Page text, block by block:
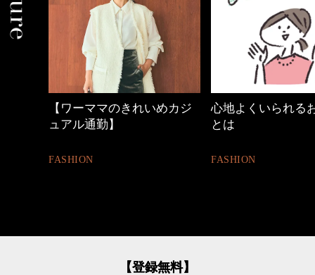
心地よくいられるおしゃれ
とは
FASHION
40代の小顔メイク
【登録無料】